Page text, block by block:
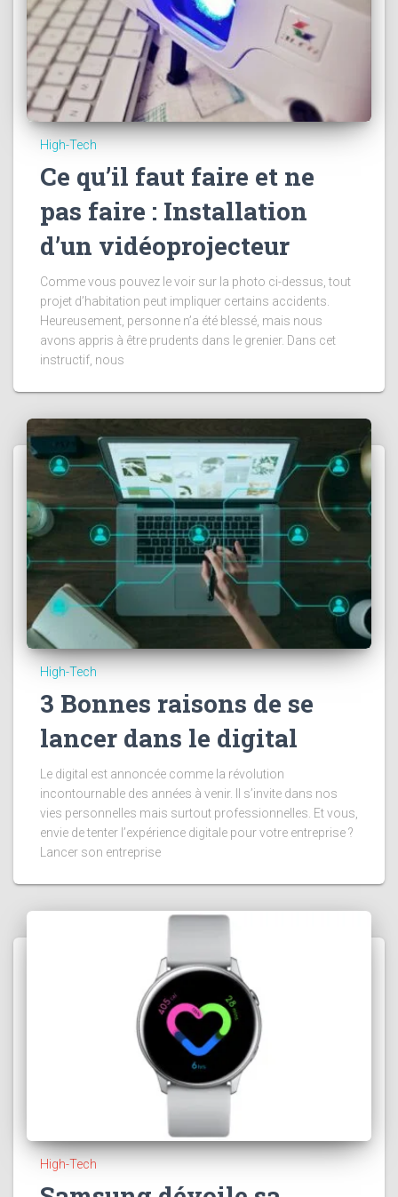
High-Tech
Ce qu’il faut faire et ne
pas faire : Installation
d’un vidéoprojecteur
Comme vous pouvez le voir sur la photo ci-dessus, tout
projet d’habitation peut impliquer certains accidents.
Heureusement, personne n’a été blessé, mais nous
avons appris à être prudents dans le grenier. Dans cet
instructif, nous
High-Tech
3 Bonnes raisons de se
lancer dans le digital
Le digital est annoncée comme la révolution
incontournable des années à venir. Il s’invite dans nos
vies personnelles mais surtout professionnelles. Et vous,
envie de tenter l’expérience digitale pour votre entreprise ?
Lancer son entreprise
High-Tech